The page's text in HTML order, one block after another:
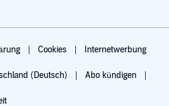
Cookies Internetwerbung
(Deutsch) Abo kündigen